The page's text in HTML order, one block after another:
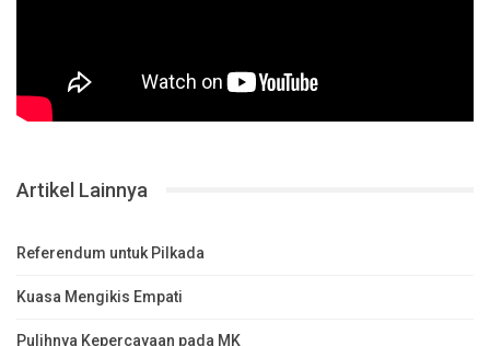
Artikel Lainnya
Referendum untuk Pilkada
Kuasa Mengikis Empati
Pulihnya Kepercayaan pada MK